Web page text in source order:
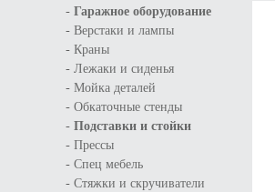
- Гаражное оборудование
- Верстаки и лампы
- Краны
- Лежаки и сиденья
- Мойка деталей
- Обкаточные стенды
- Подставки и стойки
- Прессы
- Спец мебель
- Стяжки и скручиватели